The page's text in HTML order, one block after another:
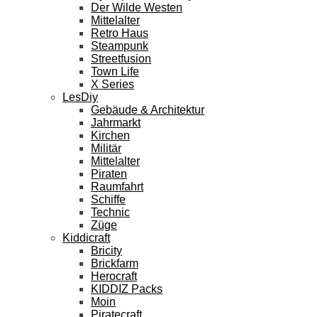
Der Wilde Westen
Mittelalter
Retro Haus
Steampunk
Streetfusion
Town Life
X Series
LesDiy
Gebäude & Architektur
Jahrmarkt
Kirchen
Militär
Mittelalter
Piraten
Raumfahrt
Schiffe
Technic
Züge
Kiddicraft
Bricity
Brickfarm
Herocraft
KIDDIZ Packs
Moin
Piratecraft